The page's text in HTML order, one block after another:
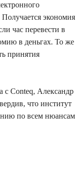
Получается экономия
час перевести в
в деньгах. То же
принятия
с Conteq, Александр
что институт
по всем нюансам